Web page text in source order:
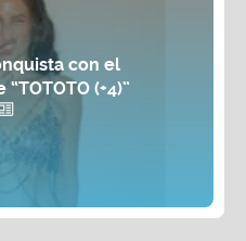
con el
(+4)”